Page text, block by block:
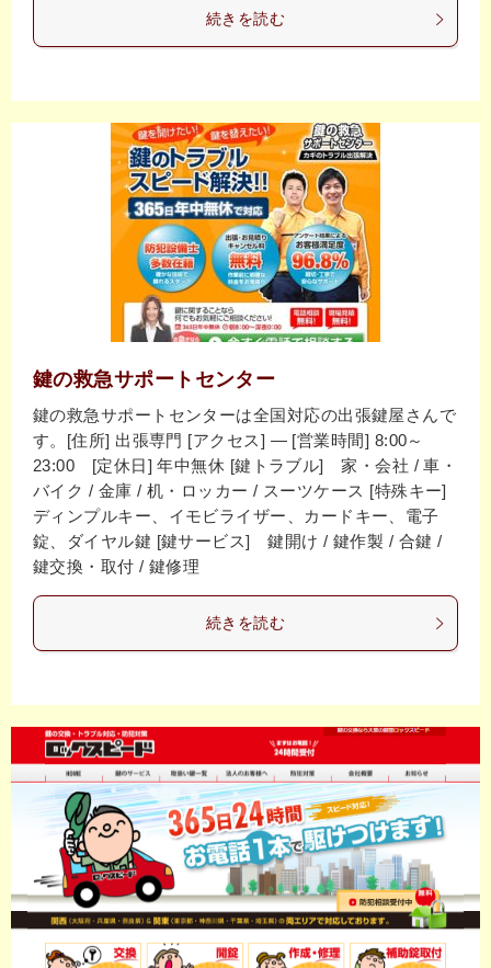
続きを読む
鍵の救急サポートセンター
鍵の救急サポートセンターは全国対応の出張鍵屋さんで
す。[住所] 出張専門 [アクセス] ― [営業時間] 8:00～
23:00 [定休日] 年中無休 [鍵トラブル] 家・会社 / 車・
バイク / 金庫 / 机・ロッカー / スーツケース [特殊キー]
ディンプルキー、イモビライザー、カードキー、電子
錠、ダイヤル鍵 [鍵サービス] 鍵開け / 鍵作製 / 合鍵 /
鍵交換・取付 / 鍵修理
続きを読む